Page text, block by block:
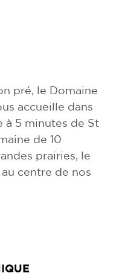
pré, le Domaine
accueille dans
à 5 minutes de St
de 10
prairies, le
centre de nos